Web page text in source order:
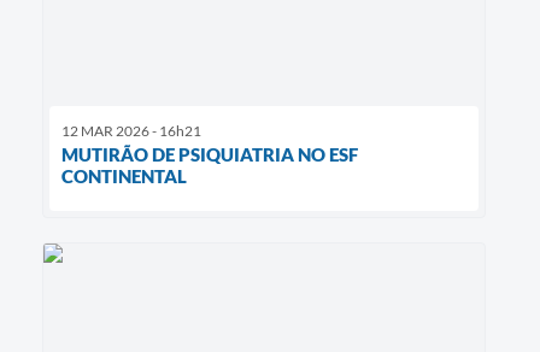
12 MAR 2026 - 16h21
MUTIRÃO DE PSIQUIATRIA NO ESF
CONTINENTAL